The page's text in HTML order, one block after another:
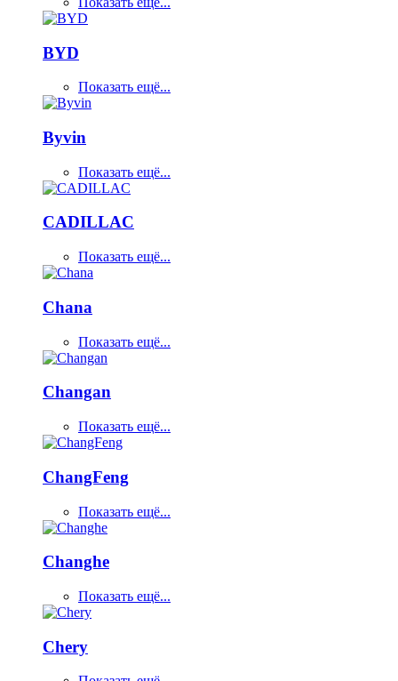
BYD
Показать ещё...
Byvin
Показать ещё...
CADILLAC
Показать ещё...
Chana
Показать ещё...
Changan
Показать ещё...
ChangFeng
Показать ещё...
Changhe
Показать ещё...
Chery